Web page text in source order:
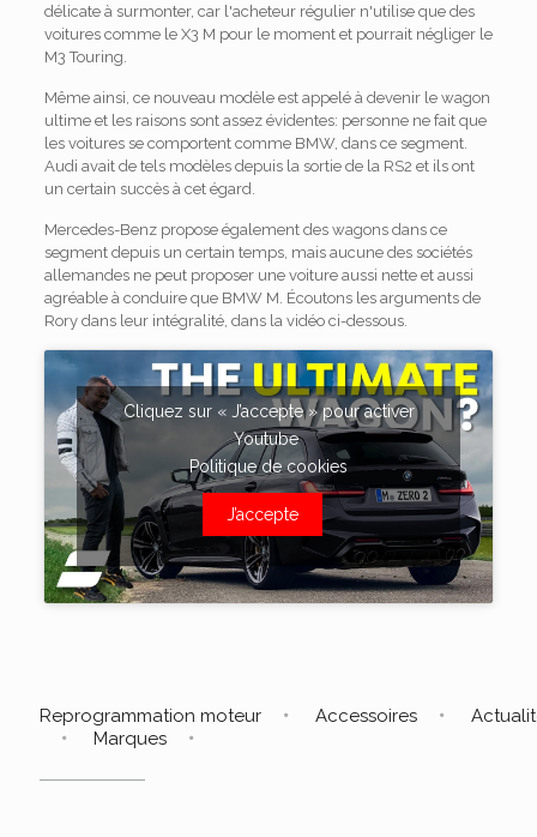
délicate à surmonter, car l'acheteur régulier n'utilise que des
voitures comme le X3 M pour le moment et pourrait négliger le
M3 Touring.
Même ainsi, ce nouveau modèle est appelé à devenir le wagon
ultime et les raisons sont assez évidentes: personne ne fait que
les voitures se comportent comme BMW, dans ce segment.
Audi avait de tels modèles depuis la sortie de la RS2 et ils ont
un certain succès à cet égard.
Mercedes-Benz propose également des wagons dans ce
segment depuis un certain temps, mais aucune des sociétés
allemandes ne peut proposer une voiture aussi nette et aussi
agréable à conduire que BMW M. Écoutons les arguments de
Rory dans leur intégralité, dans la vidéo ci-dessous.
Cliquez sur « J’accepte » pour activer
Youtube
Politique de cookies
J’accepte
Reprogrammation moteur Accessoires
Marques